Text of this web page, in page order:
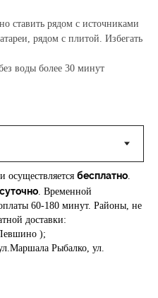
ставить рядом с источниками
рядом с плитой. Избегать
воды более 30 минут
осуществляется бесплатно
. Временной
60-180 минут. Районы, не
доставки:
);
Рыбалко, ул.